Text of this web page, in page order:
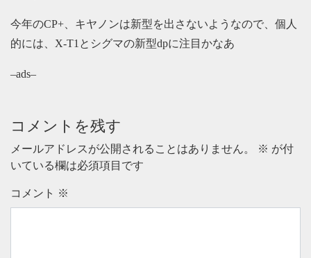
今年のCP+、キヤノンは新型を出さないようなので、個人
的には、X-T1とシグマの新型dpに注目かなあ
–ads–
コメントを残す
メールアドレスが公開されることはありません。 ※ が付
いている欄は必須項目です
コメント ※